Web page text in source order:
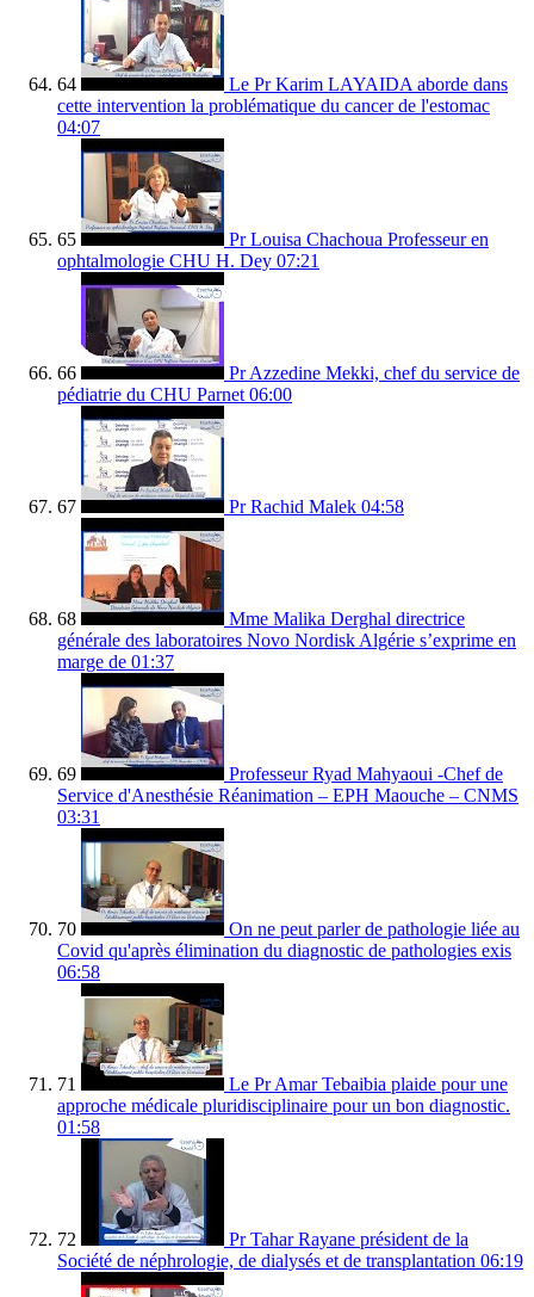
64
Le Pr Karim LAYAIDA aborde dans
cette intervention la problématique du cancer de l'estomac
04:07
65
Pr Louisa Chachoua Professeur en
ophtalmologie CHU H. Dey 07:21
66
Pr Azzedine Mekki, chef du service de
pédiatrie du CHU Parnet 06:00
67 Pr Rachid Malek 04:58
68
Mme Malika Derghal directrice
générale des laboratoires Novo Nordisk Algérie s’exprime en
marge de 01:37
69
Professeur Ryad Mahyaoui -Chef de
Service d'Anesthésie Réanimation – EPH Maouche – CNMS
03:31
70
On ne peut parler de pathologie liée au
Covid qu'après élimination du diagnostic de pathologies exis
06:58
71
Le Pr Amar Tebaibia plaide pour une
approche médicale pluridisciplinaire pour un bon diagnostic.
01:58
72
Pr Tahar Rayane président de la
Société de néphrologie, de dialysés et de transplantation 06:19